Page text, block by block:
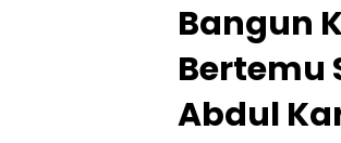
Bangun
Bertemu
Abdul